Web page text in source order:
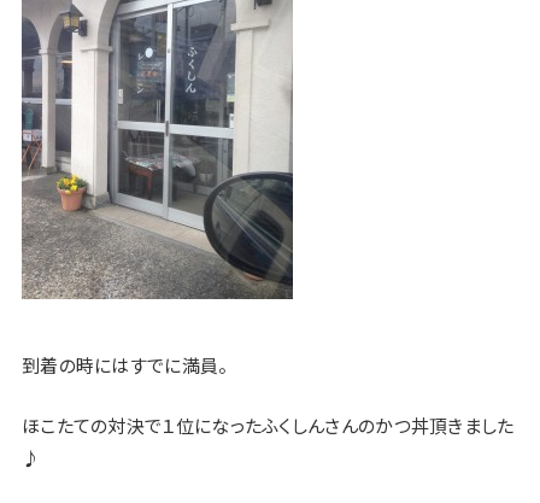
到着の時にはすでに満員。
ほこたての対決で１位になったふくしんさんのかつ丼頂きました
♪